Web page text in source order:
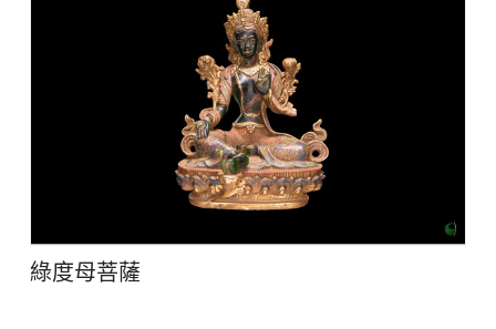
綠度母菩薩